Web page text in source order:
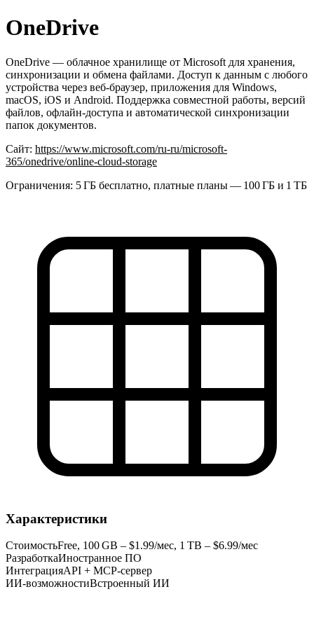
OneDrive
OneDrive — облачное хранилище от Microsoft для хранения,
синхронизации и обмена файлами. Доступ к данным с любого
устройства через веб-браузер, приложения для Windows,
macOS, iOS и Android. Поддержка совместной работы, версий
файлов, офлайн-доступа и автоматической синхронизации
папок документов.
Сайт: https://www.microsoft.com/ru-ru/microsoft-
365/onedrive/online-cloud-storage
Ограничения: 5 ГБ бесплатно, платные планы — 100 ГБ и 1 ТБ
Характеристики
СтоимостьFree, 100 GB – $1.99/мес, 1 TB – $6.99/мес
РазработкаИностранное ПО
ИнтеграцияAPI + MCP-сервер
ИИ-возможностиВстроенный ИИ